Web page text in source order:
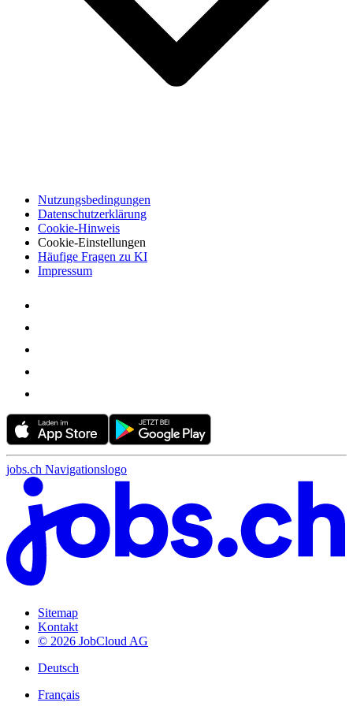
Nutzungsbedingungen
Datenschutzerklärung
Cookie-Hinweis
Cookie-Einstellungen
Häufige Fragen zu KI
Impressum
jobs.ch Navigationslogo
Sitemap
Kontakt
© 2026 JobCloud AG
Deutsch
Français